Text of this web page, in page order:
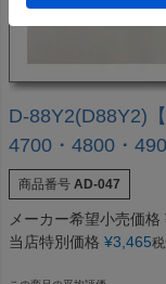
D-88Y2(D88Y2)
4700・4800・
商品番号 AD-047
メーカー希望小売価格
当店特別価格 ¥3,465